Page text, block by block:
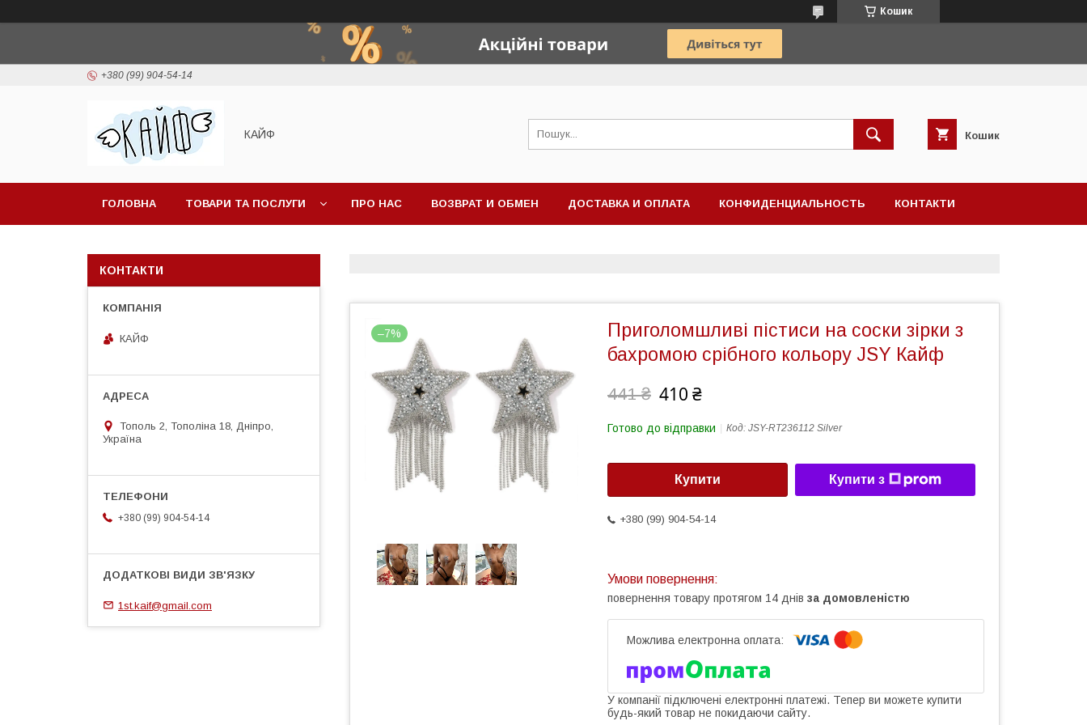
Кошик
+380 (99) 904-54-14
КАЙФ Кошик
ГОЛОВНА ТОВАРИ ТА ПОСЛУГИ ПРО НАС ВОЗВРАТ И ОБМЕН ДОСТАВКА И ОПЛАТА КОНФИДЕНЦИАЛЬНОСТЬ КОНТАКТИ
–7%
Приголомшливі пістиси на соски зірки з
бахромою срібного кольору JSY Кайф
441 ₴ 410 ₴
Готово до відправки Код: JSY-RT236112 Silver
Купити Купити з
+380 (99) 904-54-14
повернення товару протягом 14 днів за домовленістю
У компанії підключені електронні платежі. Тепер ви можете купити
будь-який товар не покидаючи сайту.
КОНТАКТИ
КАЙФ
Тополь 2, Тополіна 18, Дніпро,
Україна
+380 (99) 904-54-14
1st.kaif@gmail.com